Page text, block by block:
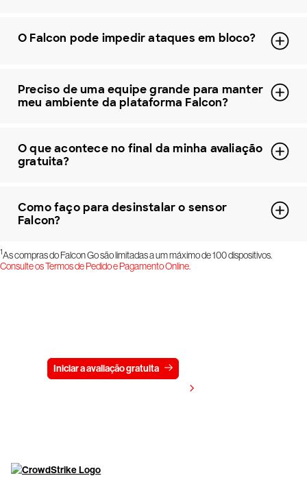
O Falcon pode impedir ataques em bloco?
Preciso de uma equipe grande para manter
meu ambiente da plataforma Falcon?
O que acontece no final da minha avaliação
gratuita?
Como faço para desinstalar o sensor
Falcon?
1As compras do Falcon Go são limitadas a um máximo de 100 dispositivos.
Consulte os Termos de Pedido e Pagamento Online.
Iniciar a avaliação gratuita